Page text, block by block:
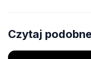
Czytaj